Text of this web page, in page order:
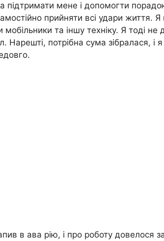
підтримати мене і допомогти
прийняти всі удари життя.
та іншу техніку. Я тоді
Нарешті, потрібна сума зібралася, і
в ава рію, і про роботу довелося